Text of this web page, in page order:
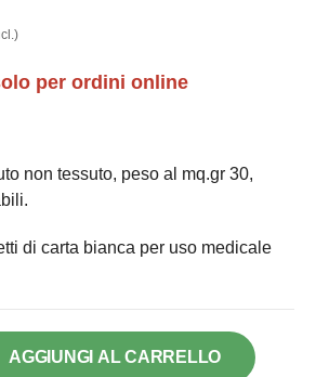
per ordini online
non tessuto, peso al mq.gr 30,
di carta bianca per uso medicale
AGGIUNGI AL CARRELLO